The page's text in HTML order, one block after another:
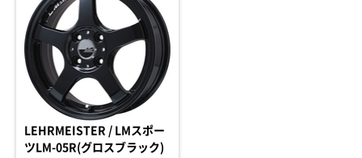
LEHRMEISTER / LMスポー
ツLM-05R(グロスブラック)